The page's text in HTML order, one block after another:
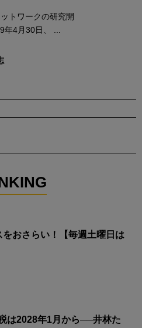
トワークの研究開
年4月30日、 ...
おさらい！【毎週土曜日は
は2028年1月から──井林た